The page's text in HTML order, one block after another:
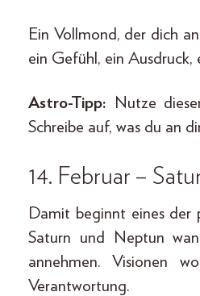
Ein Vollmond, der dich
ein Gefühl, ein Ausdruck,
Astro-Tipp: Nutze
Schreibe auf, was du an
14. Februar –
Damit beginnt eines der
Saturn und Neptun
annehmen. Visionen
Verantwortung.